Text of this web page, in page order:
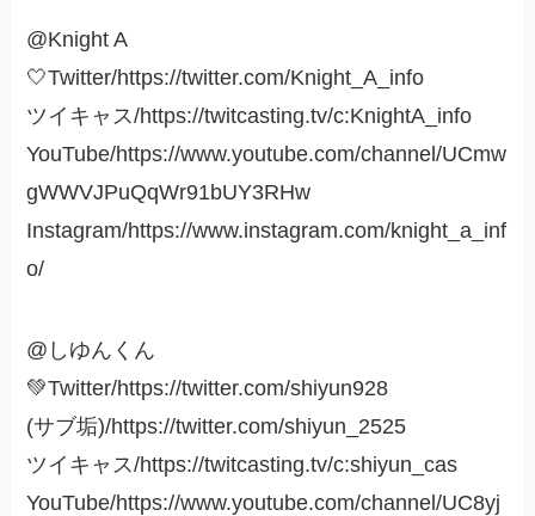
@Knight A
🤍Twitter/https://twitter.com/Knight_A_info
ツイキャス/https://twitcasting.tv/c:KnightA_info
YouTube/https://www.youtube.com/channel/UCmw
gWWVJPuQqWr91bUY3RHw
Instagram/https://www.instagram.com/knight_a_inf
o/
@しゆんくん
💚Twitter/https://twitter.com/shiyun928
(サブ垢)/https://twitter.com/shiyun_2525
ツイキャス/https://twitcasting.tv/c:shiyun_cas
YouTube/https://www.youtube.com/channel/UC8yj